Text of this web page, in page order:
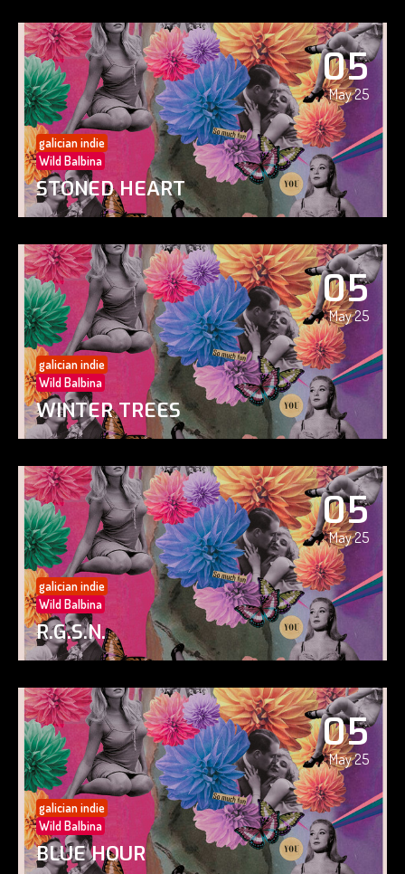
05
May 25
galician indie
Wild Balbina
STONED HEART
05
May 25
galician indie
Wild Balbina
WINTER TREES
05
May 25
galician indie
Wild Balbina
R.G.S.N.
05
May 25
galician indie
Wild Balbina
BLUE HOUR